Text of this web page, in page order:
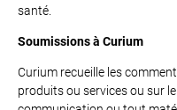
santé.
Soumissions à Curium
Curium recueille les
produits ou services ou sur